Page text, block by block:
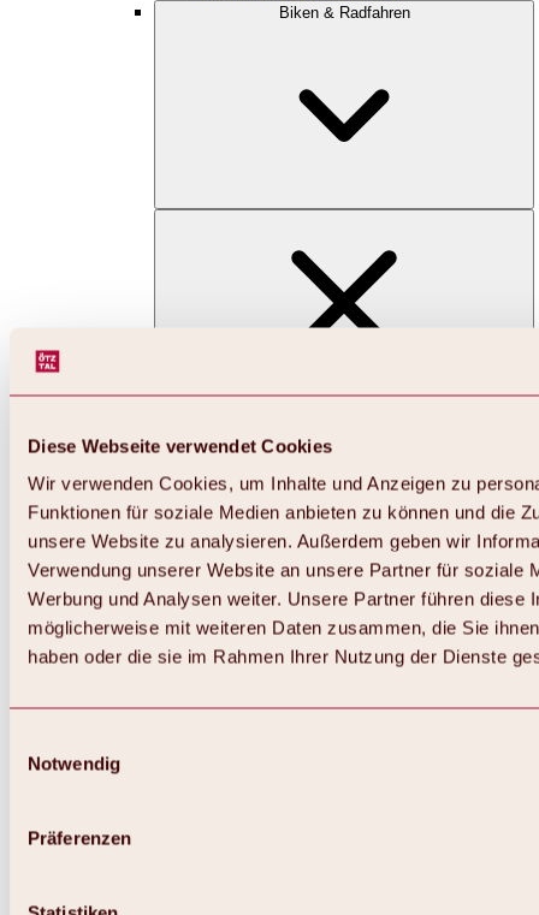
Diese Webseite verwendet Cookies
Wir verwenden Cookies, um Inhalte und Anzeigen zu
Funktionen für soziale Medien anbieten zu können und die
unsere Website zu analysieren. Außerdem geben wir
Verwendung unserer Website an unsere Partner für soziale
Werbung und Analysen weiter. Unsere Partner führen diese
möglicherweise mit weiteren Daten zusammen, die Sie
haben oder die sie im Rahmen Ihrer Nutzung der Dienste
Notwendig
Präferenzen
Biken & Radfahren